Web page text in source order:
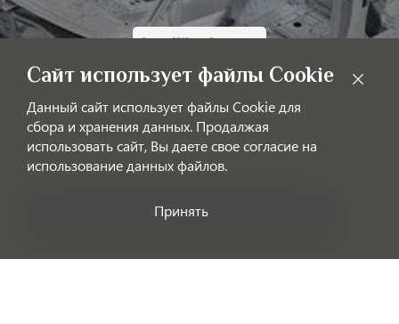
Обработка персональных данных
Публичная оферта
Позвоните нам!
Сайт использует файлы Cookie
Данный сайт использует файлы Cookie для
сбора и хранения данных. Продалжая
использовать сайт, Вы даете свое согласие на
использование данных файлов.
Принять